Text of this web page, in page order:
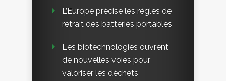
L’Europe précise les règles de
retrait des batteries portables
Les biotechnologies ouvrent
de nouvelles voies pour
valoriser les déchets